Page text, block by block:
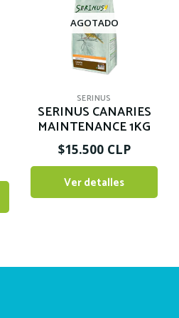
AGOTADO
SERINUS
SERINUS CANARIES
MAINTENANCE 1KG
$15.500 CLP
Ver detalles